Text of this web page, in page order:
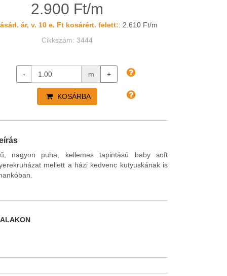
2.900 Ft/m
ár, v. 10 e. Ft kosárért. felett:: 2.610 Ft/m
Cikkszám: 3444
- m +
KOSÁRBA
nagyon puha, kellemes tapintású baby soft
mellett a házi kedvenc kutyuskának is